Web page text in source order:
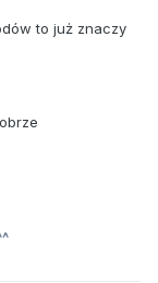
to już znaczy